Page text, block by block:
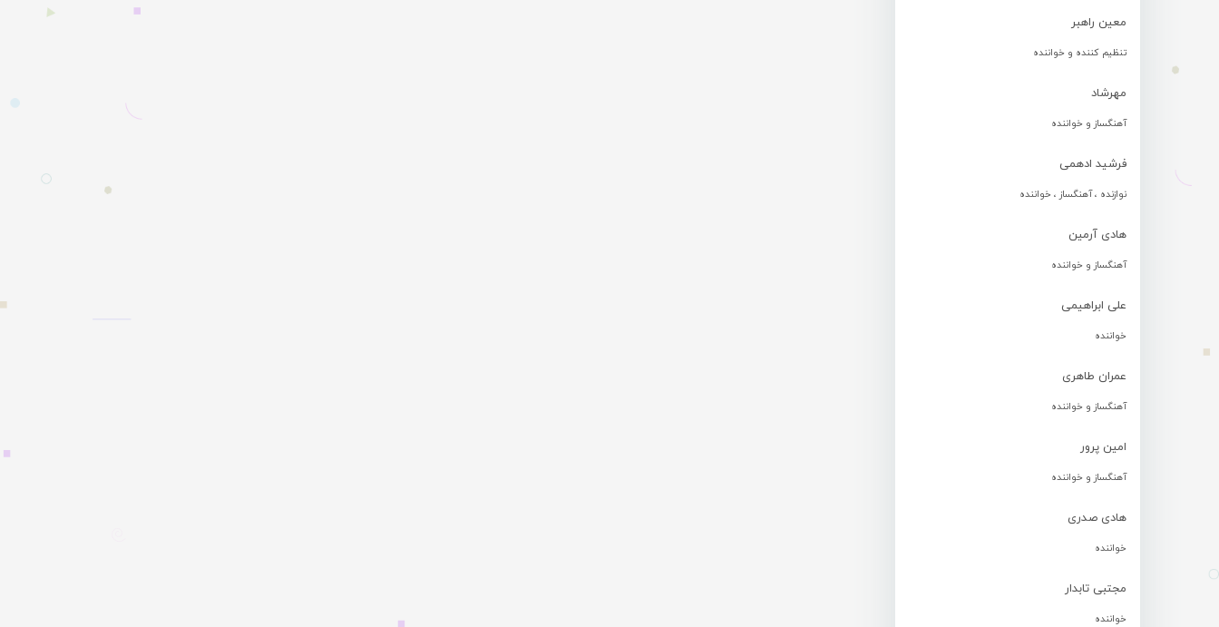
معین راهبر
تنظیم کننده و خواننده
مهرشاد
آهنگساز و خواننده
فرشید ادهمی
نوازنده ، آهنگساز ، خواننده
هادی آرمین
آهنگساز و خواننده
علی ابراهیمی
خواننده
عمران طاهری
آهنگساز و خواننده
امین پرور
آهنگساز و خواننده
هادی صدری
خواننده
مجتبی تابدار
خواننده